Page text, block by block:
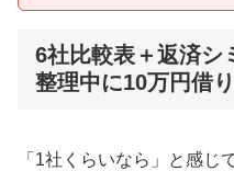
6社比較表＋返済シ
整理中に10万円借り
「1社くらいなら」と感じ